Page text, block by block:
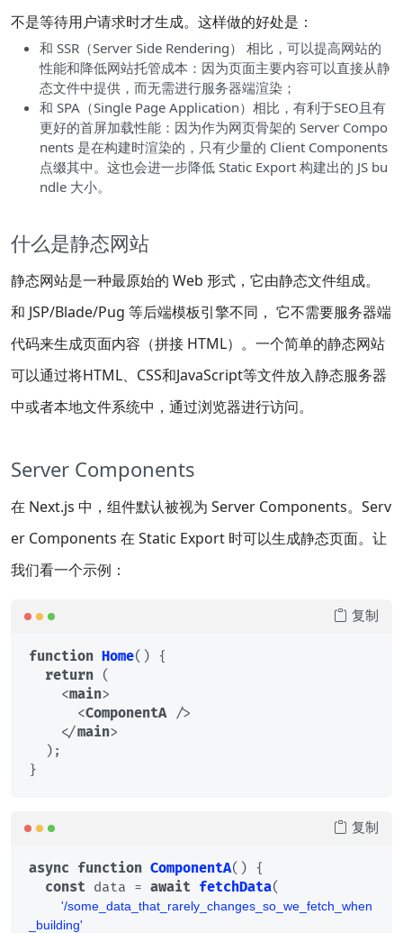
不是等待用户请求时才生成。这样做的好处是：
和 SSR（Server Side Rendering） 相比，可以提高网站的
性能和降低网站托管成本：因为页面主要内容可以直接从静
态文件中提供，而无需进行服务器端渲染；
和 SPA（Single Page Application）相比，有利于SEO且有
更好的首屏加载性能：因为作为网页骨架的 Server Compo
nents 是在构建时渲染的，只有少量的 Client Components
点缀其中。这也会进一步降低 Static Export 构建出的 JS bu
ndle 大小。
什么是静态网站
静态网站是一种最原始的 Web 形式，它由静态文件组成。
和 JSP/Blade/Pug 等后端模板引擎不同， 它不需要服务器端
代码来生成页面内容（拼接 HTML）。一个简单的静态网站
可以通过将HTML、CSS和JavaScript等文件放入静态服务器
中或者本地文件系统中，通过浏览器进行访问。
Server Components
在 Next.js 中，组件默认被视为 Server Components。Serv
er Components 在 Static Export 时可以生成静态页面。让
我们看一个示例：
function Home( ) {
return (
<main>
<ComponentA />
</main>
复制
async function ComponentA( ) {
const data = await fetchData(
'/some_data_that_rarely_changes_so_we_fetch_when
_building'
复制